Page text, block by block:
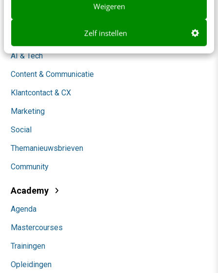
Weigeren
Zelf instellen
AI & Tech
Content & Communicatie
Klantcontact & CX
Marketing
Social
Themanieuwsbrieven
Community
Academy
Agenda
Mastercourses
Trainingen
Opleidingen